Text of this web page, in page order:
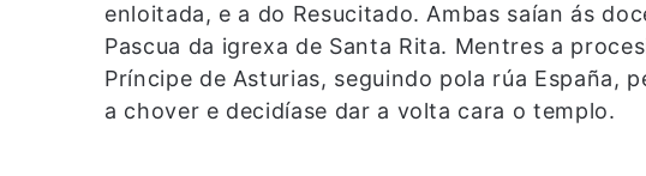
enloitada, e a do Resucitado. Ambas saían ás
Pascua da igrexa de Santa Rita. Mentres a
Príncipe de Asturias, seguindo pola rúa España,
a chover e decidíase dar a volta cara o templo.